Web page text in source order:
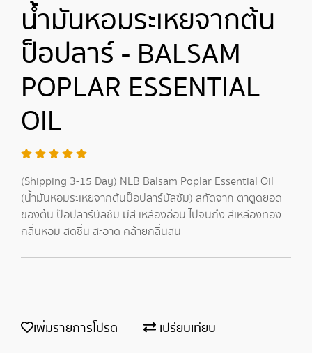
น้ำมันหอมระเหยจากต้น
ป็อปลาร์ - BALSAM
POPLAR ESSENTIAL
OIL
(Shipping 3-15 Day) NLB Balsam Poplar Essential Oil
(น้ำมันหอมระเหยจากต้นป็อปลาร์บัลซัม) สกัดจาก ตาตูดยอด
ของต้น ป็อปลาร์บัลซัม มีสี เหลืองอ่อน ไปจนถึง สีเหลืองทอง
กลิ่นหอม สดชื่น สะอาด คล้ายกลิ่นสน
เพิ่มรายการโปรด เปรียบเทียบ